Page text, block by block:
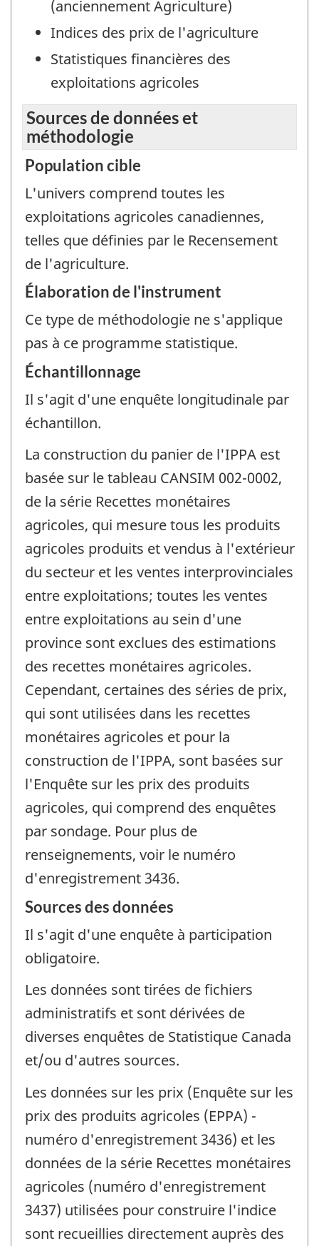
(anciennement Agriculture)
Indices des prix de l'agriculture
Statistiques financières des
exploitations agricoles
Sources de données et
méthodologie
Population cible
L'univers comprend toutes les
exploitations agricoles canadiennes,
telles que définies par le Recensement
de l'agriculture.
Élaboration de l'instrument
Ce type de méthodologie ne s'applique
pas à ce programme statistique.
Échantillonnage
Il s'agit d'une enquête longitudinale par
échantillon.
La construction du panier de l'IPPA est
basée sur le tableau CANSIM 002-0002,
de la série Recettes monétaires
agricoles, qui mesure tous les produits
agricoles produits et vendus à l'extérieur
du secteur et les ventes interprovinciales
entre exploitations; toutes les ventes
entre exploitations au sein d'une
province sont exclues des estimations
des recettes monétaires agricoles.
Cependant, certaines des séries de prix,
qui sont utilisées dans les recettes
monétaires agricoles et pour la
construction de l'IPPA, sont basées sur
l'Enquête sur les prix des produits
agricoles, qui comprend des enquêtes
par sondage. Pour plus de
renseignements, voir le numéro
d'enregistrement 3436.
Sources des données
Il s'agit d'une enquête à participation
obligatoire.
Les données sont tirées de fichiers
administratifs et sont dérivées de
diverses enquêtes de Statistique Canada
et/ou d'autres sources.
Les données sur les prix (Enquête sur les
prix des produits agricoles (EPPA) -
numéro d'enregistrement 3436) et les
données de la série Recettes monétaires
agricoles (numéro d'enregistrement
3437) utilisées pour construire l'indice
sont recueillies directement auprès des